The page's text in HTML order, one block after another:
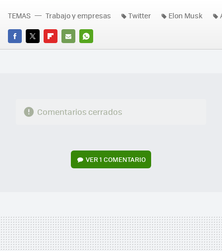
FACEBOOK
TWITTERFLIPBOARD
E-
WHATSAPP
TEMAS Trabajo y empresas Twitter Elon Musk
Comentarios cerrados
VER1 COMENTARIO